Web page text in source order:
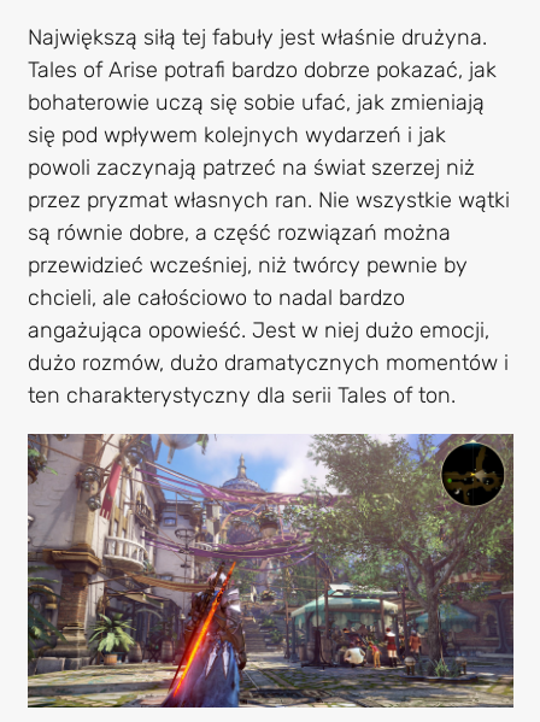
Największą siłą tej fabuły jest właśnie drużyna.
Tales of Arise potrafi bardzo dobrze pokazać, jak
bohaterowie uczą się sobie ufać, jak zmieniają
się pod wpływem kolejnych wydarzeń i jak
powoli zaczynają patrzeć na świat szerzej niż
przez pryzmat własnych ran. Nie wszystkie wątki
są równie dobre, a część rozwiązań można
przewidzieć wcześniej, niż twórcy pewnie by
chcieli, ale całościowo to nadal bardzo
angażująca opowieść. Jest w niej dużo emocji,
dużo rozmów, dużo dramatycznych momentów i
ten charakterystyczny dla serii Tales of ton.